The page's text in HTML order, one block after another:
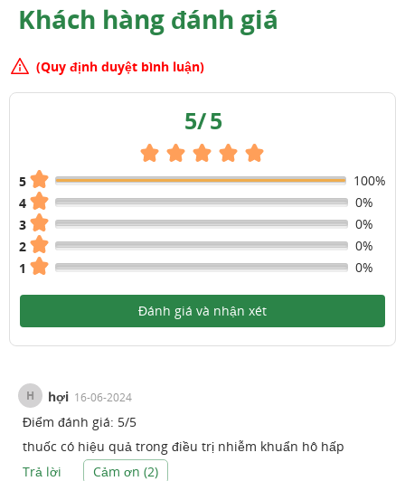
Khách hàng đánh giá
(Quy định duyệt bình luận)
5/5
5
100%
4
0%
3
0%
2
0%
1
0%
Đánh giá và nhận xét
H hợi 16-06-2024
Điểm đánh giá: 5/5
thuốc có hiệu quả trong điều trị nhiễm khuẩn hô hấp
Trả lời
Cảm ơn (2)